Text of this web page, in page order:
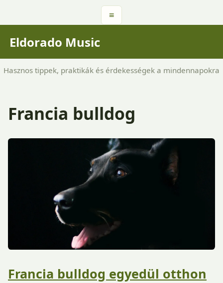
≡
Eldorado Music
Hasznos tippek, praktikák és érdekességek a mindennapokra
Francia bulldog
Francia bulldog egyedül otthon